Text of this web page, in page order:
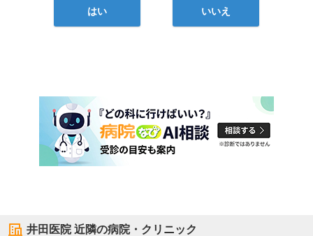
はい いいえ
井田医院近隣の病院・クリニック